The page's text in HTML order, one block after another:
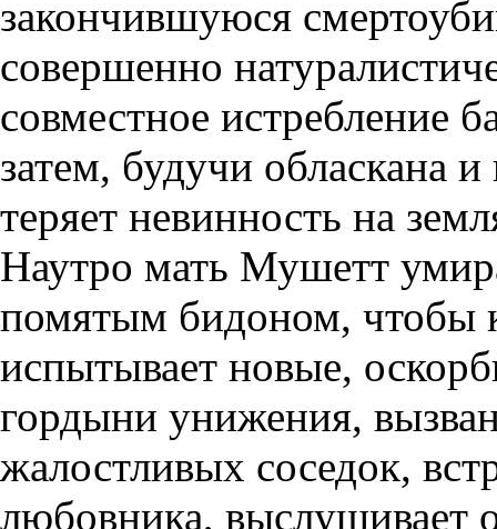
закончившуюся
совершенно
совместное истребление
затем, будучи обласкана
теряет невинность на
Наутро мать Мушетт
помятым бидоном, чтобы
испытывает новые,
гордыни унижения,
жалостливых соседок,
любовника, выслушивает